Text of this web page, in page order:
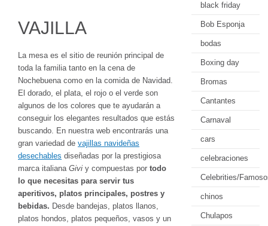
VAJILLA
La mesa es el sitio de reunión principal de
toda la familia tanto en la cena de
Nochebuena como en la comida de Navidad.
El dorado, el plata, el rojo o el verde son
algunos de los colores que te ayudarán a
conseguir los elegantes resultados que estás
buscando. En nuestra web encontrarás una
gran variedad de vajillas navideñas
desechables diseñadas por la prestigiosa
marca italiana Givi y compuestas por todo
lo que necesitas para servir tus
aperitivos, platos principales, postres y
bebidas. Desde bandejas, platos llanos,
platos hondos, platos pequeños, vasos y un
black friday
Bob Esponja
bodas
Boxing day
Bromas
Cantantes
Carnaval
cars
celebraciones
Celebrities/
chinos
Chulapos